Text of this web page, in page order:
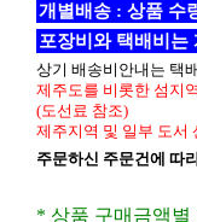
개별배송 : 상품 수
포장비와 택배비는
상기 배송비안내는 택
제주도를 비롯한 섬지
(도선료 참조)
제주지역 및 일부 도서
주문하신 주문건에 따
* 상품 구매금액별